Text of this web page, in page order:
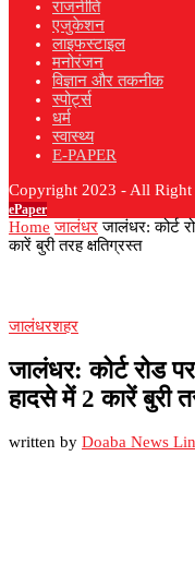
राजनीति
एजुकेशन
लाइफस्टाइल
मनोरंजन
विज्ञान और तकनीक
स्पोर्ट्स
धर्म
स्वास्थ्य
E-PAPER
Copyright 2023 - All Right
ePaper
Home जालंधर जालंधर: कोर्ट
कारें बुरी तरह क्षतिग्रस्त
जालंधरशहर
जालंधर: कोर्ट रोड
हादसे में 2 कारें बुरी
written by Doaba News